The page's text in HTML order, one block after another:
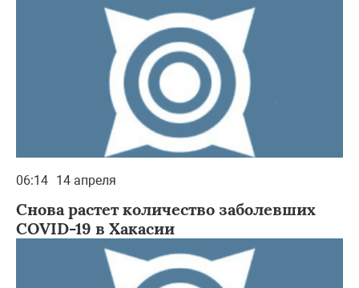
06:14 14 апреля
Снова растет количество заболевших
COVID-19 в Хакасии